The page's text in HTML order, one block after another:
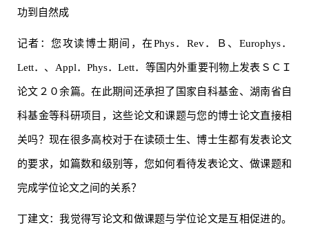
功到自然成
记者：您攻读博士期间，在Phys．Rev．Ｂ、Europhys．
Lett．、Appl．Phys．Lett．等国内外重要刊物上发表ＳＣＩ
论文２０余篇。在此期间还承担了国家自科基金、湖南省自
科基金等科研项目，这些论文和课题与您的博士论文直接相
关吗？现在很多高校对于在读硕士生、博士生都有发表论文
的要求，如篇数和级别等，您如何看待发表论文、做课题和
完成学位论文之间的关系？
丁建文：我觉得写论文和做课题与学位论文是互相促进的。